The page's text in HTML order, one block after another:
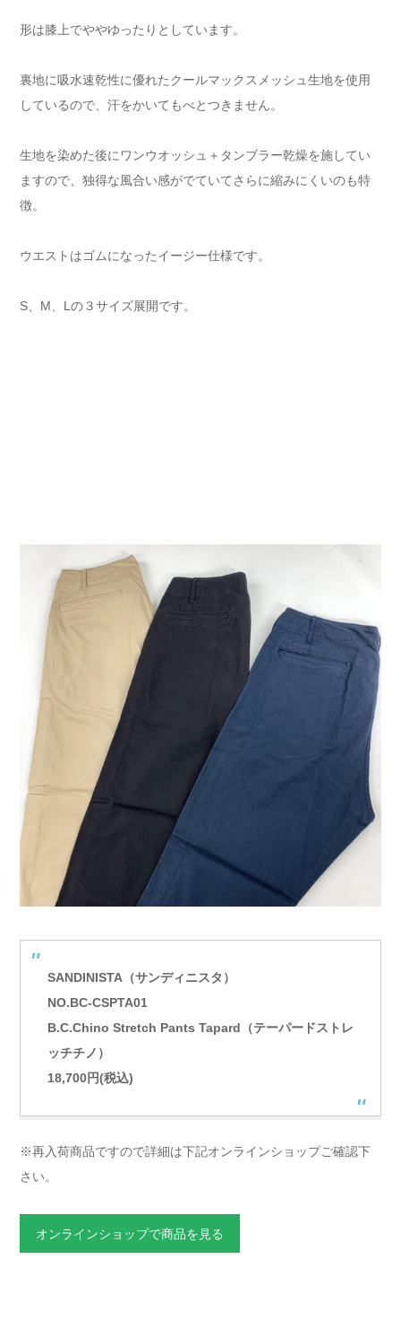
形は膝上でややゆったりとしています。
裏地に吸水速乾性に優れたクールマックスメッシュ生地を使用
しているので、汗をかいてもべとつきません。
生地を染めた後にワンウオッシュ＋タンブラー乾燥を施してい
ますので、独得な風合い感がでていてさらに縮みにくいのも特
徴。
ウエストはゴムになったイージー仕様です。
S、M、Lの３サイズ展開です。
SANDINISTA（サンディニスタ）
NO.BC-CSPTA01
B.C.Chino Stretch Pants Tapard（テーパードストレ
ッチチノ）
18,700円(税込)
※再入荷商品ですので詳細は下記オンラインショップご確認下
さい。
オンラインショップで商品を見る